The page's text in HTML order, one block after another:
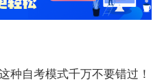
种自考模式千万不要错过！